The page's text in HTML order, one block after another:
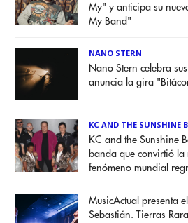
My" y anticipa su
My Band"
NANO STERN
Nano Stern celebra
anuncia la gira
KC AND THE SUNSHINE
KC and the Sunshine
banda que convirtió la
fenómeno mundial
MusicActual presenta
Sebastián. Tierras